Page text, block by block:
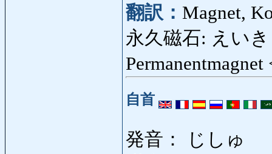
翻訳： Magnet,
永久磁石: えい
自首
発音： じしゅ